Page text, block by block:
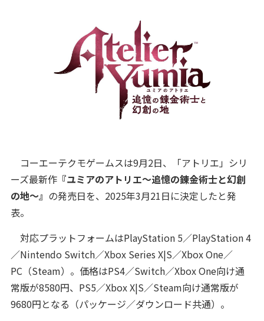
コーエーテクモゲームスは9月2日、「アトリエ」シリ
ーズ最新作『ユミアのアトリエ～追憶の錬金術士と幻創
の地～』 の発売日を、2025年3月21日に決定したと発
表。
対応プラットフォームはPlayStation 5／PlayStation 4
／Nintendo Switch／Xbox Series X|S／Xbox One／
PC（Steam）。価格はPS4／Switch／Xbox One向け通
常版が8580円、PS5／Xbox X|S／Steam向け通常版が
9680円となる（パッケージ／ダウンロード共通）。